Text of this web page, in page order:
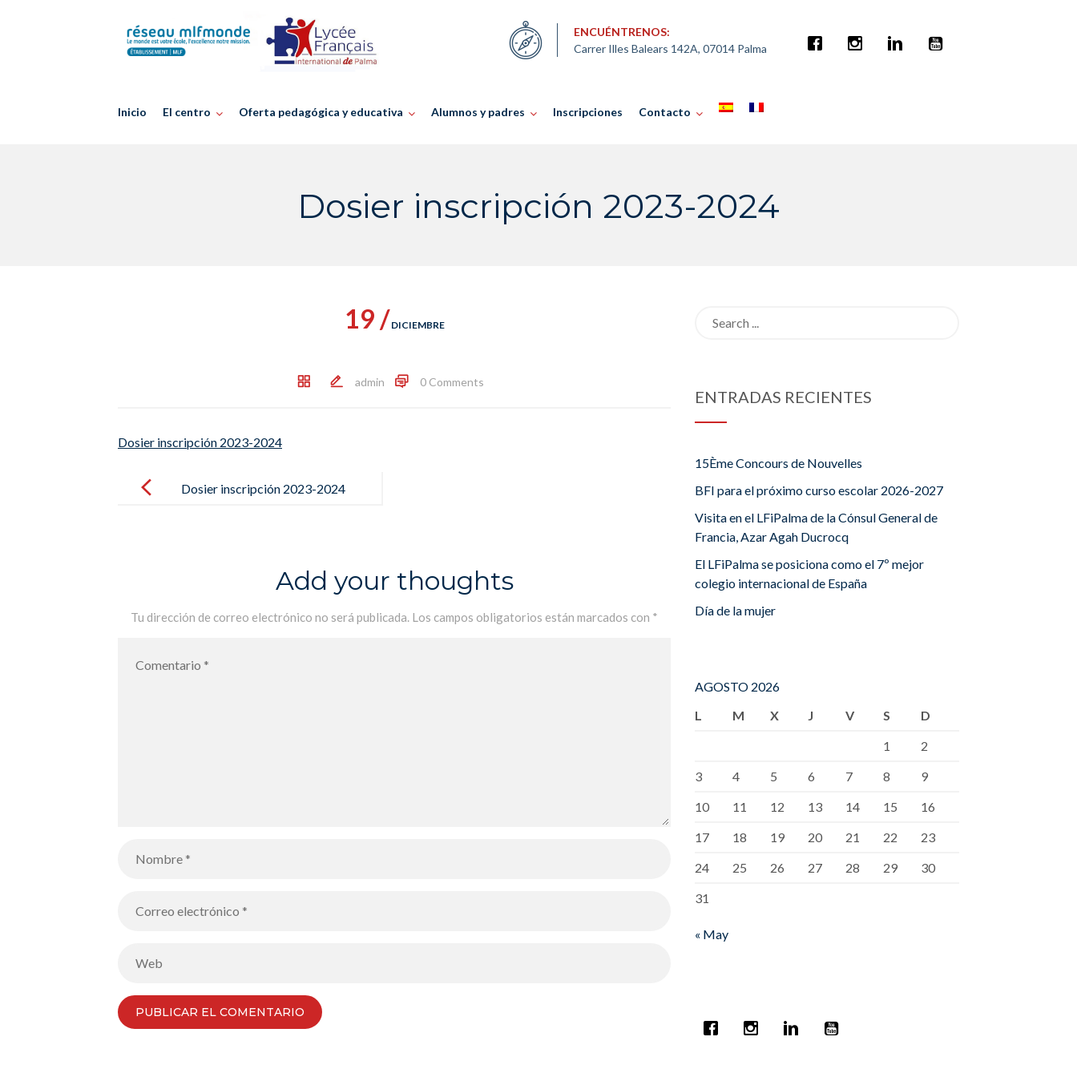
ENCUÉNTRENOS:
Carrer Illes Balears 142A, 07014 Palma
Inicio El centro Oferta pedagógica y educativa Alumnos y padres Inscripciones Contacto
Dosier inscripción 2023-2024
19 / DICIEMBRE
admin 0 Comments
Dosier inscripción 2023-2024
navigation
Dosier inscripción 2023-2024
Add your thoughts
Tu dirección de correo electrónico no será publicada. Los campos obligatorios están marcados con *
ENTRADAS RECIENTES
15Ème Concours de Nouvelles
BFI para el próximo curso escolar 2026-2027
Visita en el LFiPalma de la Cónsul General de
Francia, Azar Agah Ducrocq
El LFiPalma se posiciona como el 7º mejor
colegio internacional de España
Día de la mujer
AGOSTO 2026
L
M X J V S
D
1
2
3
4 5 6 7 8
9
10
11 12 13 14 15
16
17
18 19 20 21 22
23
24
25 26 27 28 29
30
31
« May